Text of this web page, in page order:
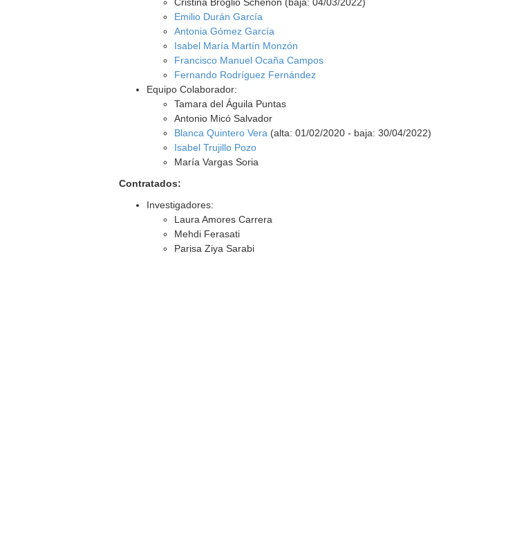
Emilio Durán García
Antonia Gómez García
Isabel María Martín Monzón
Francisco Manuel Ocaña Campos
Fernando Rodríguez Fernández
Equipo Colaborador:
Tamara del Águila Puntas
Antonio Micó Salvador
Blanca Quintero Vera (alta: 01/02/2020 - baja: 30/04/2022)
Isabel Trujillo Pozo
María Vargas Soria
Contratados:
Investigadores:
Laura Amores Carrera
Mehdi Ferasati
Parisa Ziya Sarabi